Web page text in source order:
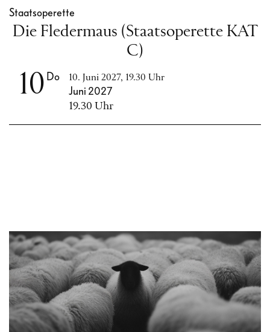
10 Do 10. Juni 2027, 19.30 Uhr
Juni 2027
19.30 Uhr
Die Fledermaus (Staatsoperette KAT
C)
Staatsoperette